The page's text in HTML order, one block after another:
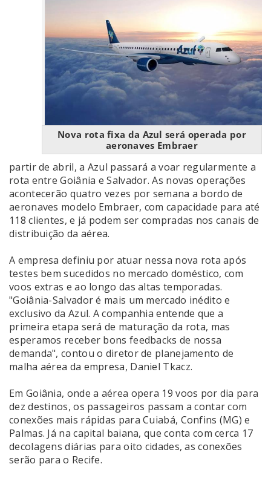
Nova rota fixa da Azul será operada por
aeronaves Embraer
partir de abril, a Azul passará a voar regularmente a
rota entre Goiânia e Salvador. As novas operações
acontecerão quatro vezes por semana a bordo de
aeronaves modelo Embraer, com capacidade para até
118 clientes, e já podem ser compradas nos canais de
distribuição da aérea.
A empresa definiu por atuar nessa nova rota após
testes bem sucedidos no mercado doméstico, com
voos extras e ao longo das altas temporadas.
"Goiânia-Salvador é mais um mercado inédito e
exclusivo da Azul. A companhia entende que a
primeira etapa será de maturação da rota, mas
esperamos receber bons feedbacks de nossa
demanda", contou o diretor de planejamento de
malha aérea da empresa, Daniel Tkacz.
Em Goiânia, onde a aérea opera 19 voos por dia para
dez destinos, os passageiros passam a contar com
conexões mais rápidas para Cuiabá, Confins (MG) e
Palmas. Já na capital baiana, que conta com cerca 17
decolagens diárias para oito cidades, as conexões
serão para o Recife.